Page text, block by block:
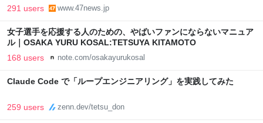
291 users www.47news.jp
女子選手を応援する人のための、やばいファンにならないマニュア
ル｜OSAKA YURU KOSAL:TETSUYA KITAMOTO
168 users note.com/osakayurukosal
Claude Code で「ループエンジニアリング」を実践してみた
259 users zenn.dev/tetsu_don